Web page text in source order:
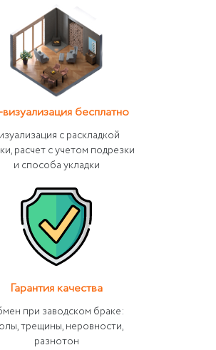
бесплатно
с раскладкой
расчет с учетом подрезки
и способа укладки
Гарантия качества
при заводском браке:
трещины, неровности,
разнотон